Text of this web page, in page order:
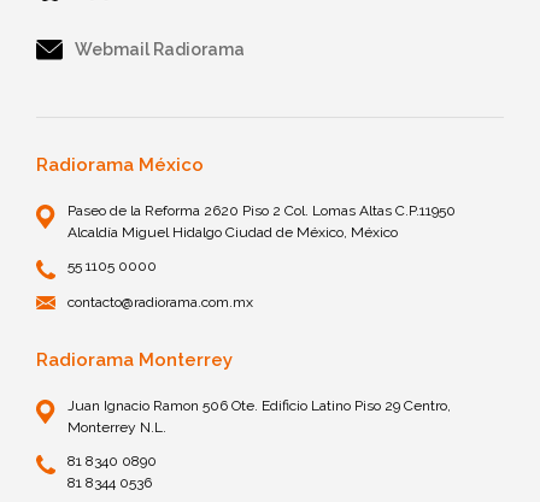
Webmail Radiorama
Radiorama México
Paseo de la Reforma 2620 Piso 2 Col. Lomas Altas C.P.11950
Alcaldía Miguel Hidalgo Ciudad de México, México
55 1105 0000
contacto@radiorama.com.mx
Radiorama Monterrey
Juan Ignacio Ramon 506 Ote. Edificio Latino Piso 29 Centro,
Monterrey N.L.
81 8340 0890
81 8344 0536